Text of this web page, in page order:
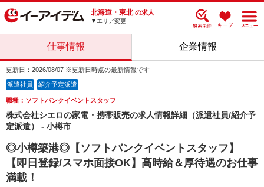
北海道・東北 の求人
▼エリア変更
仕事情報 企業情報
更新日：2026/08/07 ※更新日時点の最新情報です
派遣社員 紹介予定派遣
職種：ソフトバンクイベントスタッフ
株式会社シエロの家電・携帯販売の求人情報詳細（派遣社員/紹介予
定派遣） - 小樽市
◎小樽築港◎【ソフトバンクイベントスタッフ】
【即日登録/スマホ面接OK】高時給＆厚待遇のお仕事
満載！